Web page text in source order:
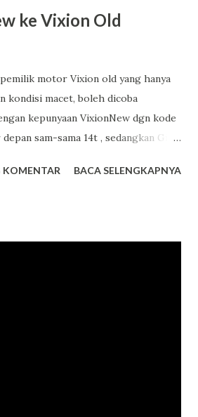
ke Vixion Old
motor Vixion old yang hanya
kondisi macet, boleh dicoba
kepunyaan VixionNew dgn kode
sam-sama 14t , sedangkan Gir
maka tarikan awal lebih yahudd dan
KOMENTAR BACA SELENGKAPNYA